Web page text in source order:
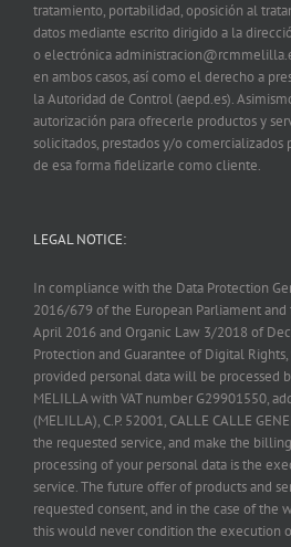
tratamiento, portabilidad, oposición al
datos mediante escrito dirigido a la
o electrónica
en ambos casos, así como el derecho a
la Autoridad de Control (aepd.es).
autorización para ofrecerle productos y
solicitados, prestados y/o comercializados
de esa forma fidelizarle como cliente.
LEGAL NOTICE:
In compliance with the Data Protection
2016/679 of the European Parliament
April 2016 and Organic Law 3/2018 of
Protection and Guarantee of Digital
provided personal data will be processed
MELILLA with VAT number G29901550,
(MELILLA), C.P. 52001, CALLE CALLE
the requested service, and make the
processing of your personal data is the
service. The future offer of products and
requested consent, and in the case of the
this would never condition the execution